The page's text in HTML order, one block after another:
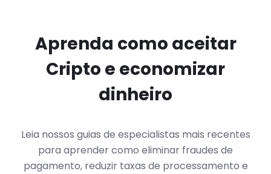
Aprenda como aceitar
Cripto e economizar
dinheiro
Leia nossos guias de especialistas mais recentes
para aprender como eliminar fraudes de
pagamento, reduzir taxas de processamento e